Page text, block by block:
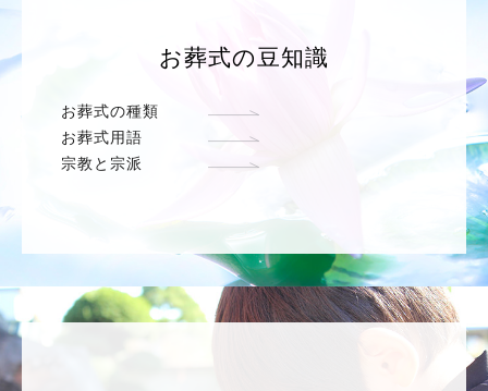
お葬式の豆知識
お葬式の種類
お葬式用語
宗教と宗派